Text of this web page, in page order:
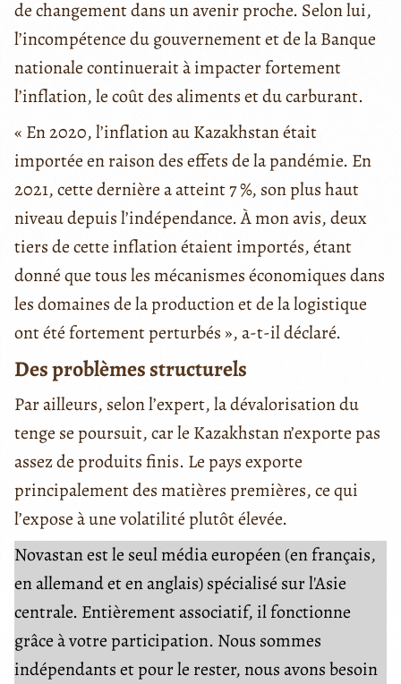
de changement dans un avenir proche. Selon lui,
l’incompétence du gouvernement et de la Banque
nationale continuerait à impacter fortement
l’inflation, le coût des aliments et du carburant.
« En 2020, l’inflation au Kazakhstan était
importée en raison des effets de la pandémie. En
2021, cette dernière a atteint 7 %, son plus haut
niveau depuis l’indépendance. À mon avis, deux
tiers de cette inflation étaient importés, étant
donné que tous les mécanismes économiques dans
les domaines de la production et de la logistique
ont été fortement perturbés », a-t-il déclaré.
Des problèmes structurels
Par ailleurs, selon l’expert, la dévalorisation du
tenge se poursuit, car le Kazakhstan n’exporte pas
assez de produits finis. Le pays exporte
principalement des matières premières, ce qui
l’expose à une volatilité plutôt élevée.
Novastan est le seul média européen (en français,
en allemand et en anglais) spécialisé sur l'Asie
centrale. Entièrement associatif, il fonctionne
grâce à votre participation. Nous sommes
indépendants et pour le rester, nous avons besoin